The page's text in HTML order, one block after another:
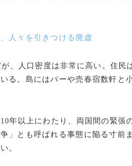
人々を引きつける廃虚
、人口密度は非常に高い。住民
る。島にはバーや売春宿数軒と
年以上にわたり、両国間の緊張
」とも呼ばれる事態に陥る寸前
。